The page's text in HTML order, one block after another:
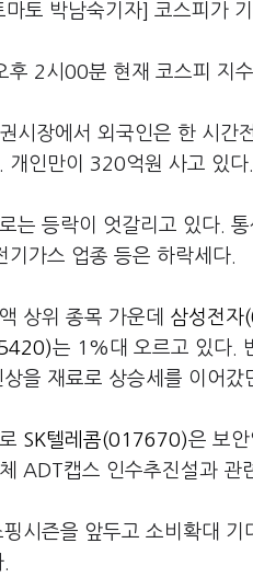
마토 박남숙기자] 코스피가
후 2시00분 현재 코스피 지
시장에서 외국인은 한 시간
개인만이 320억원 사고 있다.
는 등락이 엇갈리고 있다.
기가스 업종 등은 하락세다.
상위 종목 가운데 삼성전
는 1%대 오르고 있다.
상을 재료로 상승세를 이어갔
SK텔레콤(017670)은 보
ADT캡스 인수추진설과 관
핑시즌을 앞두고 소비확대 기